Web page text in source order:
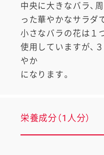
中央に大きなバラ、
った華やかなサラダ
小さなバラの花は１
使用していますが、
やか
になります。
栄養成分（1人分）